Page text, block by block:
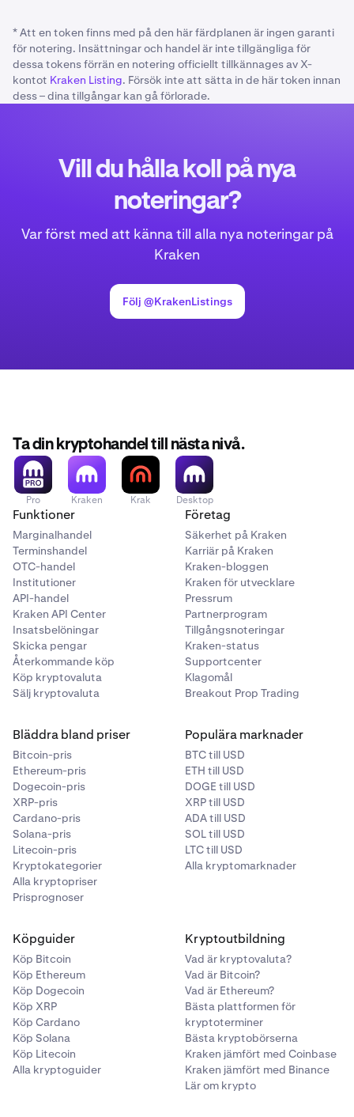
* Att en token finns med på den här färdplanen är ingen garanti
för notering. Insättningar och handel är inte tillgängliga för
dessa tokens förrän en notering officiellt tillkännages av X-
kontot Kraken Listing. Försök inte att sätta in de här token innan
dess – dina tillgångar kan gå förlorade.
Vill du hålla koll på nya
noteringar?
Var först med att känna till alla nya noteringar på
Kraken
Följ @KrakenListings
Ta din kryptohandel till nästa nivå.
Pro Kraken Krak Desktop
Funktioner
Marginalhandel
Terminshandel
OTC-handel
Institutioner
API-handel
Kraken API Center
Insatsbelöningar
Skicka pengar
Återkommande köp
Köp kryptovaluta
Sälj kryptovaluta
Företag
Säkerhet på Kraken
Karriär på Kraken
Kraken-bloggen
Kraken för utvecklare
Pressrum
Partnerprogram
Tillgångsnoteringar
Kraken-status
Supportcenter
Klagomål
Breakout Prop Trading
Bläddra bland priser
Bitcoin-pris
Ethereum-pris
Dogecoin-pris
XRP-pris
Cardano-pris
Solana-pris
Litecoin-pris
Kryptokategorier
Alla kryptopriser
Prisprognoser
Populära marknader
BTC till USD
ETH till USD
DOGE till USD
XRP till USD
ADA till USD
SOL till USD
LTC till USD
Alla kryptomarknader
Köpguider
Köp Bitcoin
Köp Ethereum
Köp Dogecoin
Köp XRP
Köp Cardano
Köp Solana
Köp Litecoin
Alla kryptoguider
Kryptoutbildning
Vad är kryptovaluta?
Vad är Bitcoin?
Vad är Ethereum?
Bästa plattformen för
kryptoterminer
Bästa kryptobörserna
Kraken jämfört med Coinbase
Kraken jämfört med Binance
Lär om krypto